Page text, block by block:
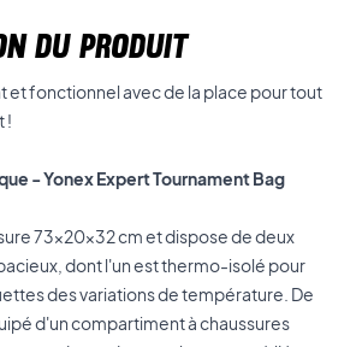
DU PRODUIT
et fonctionnel avec de la place pour tout
!
- Yonex Expert Tournament Bag
73x20x32 cm et dispose de deux
dont l'un est thermo-isolé pour
des variations de température. De
d'un compartiment à chaussures